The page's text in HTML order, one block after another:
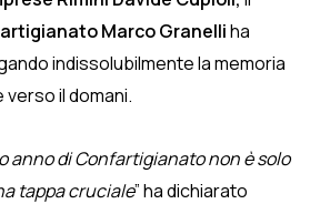
Marco Granelliha
indissolubilmente la memoria
verso il domani.
anno di Confartigianato non è solo
tappa cruciale” ha dichiarato